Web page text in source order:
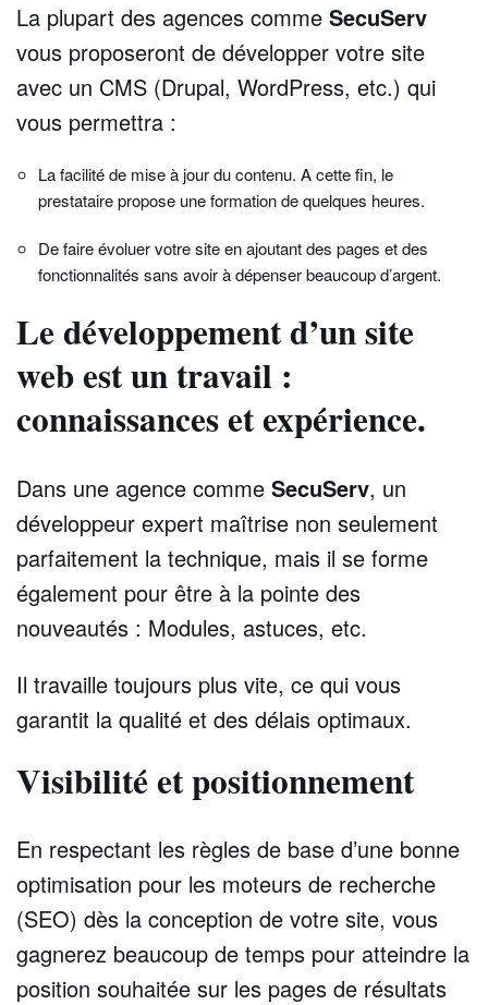
La plupart des agences comme SecuServ
vous proposeront de développer votre site
avec un CMS (Drupal, WordPress, etc.) qui
vous permettra :
La facilité de mise à jour du contenu. A cette fin, le
prestataire propose une formation de quelques heures.
De faire évoluer votre site en ajoutant des pages et des
fonctionnalités sans avoir à dépenser beaucoup d’argent.
Le développement d’un site
web est un travail :
connaissances et expérience.
Dans une agence comme SecuServ, un
développeur expert maîtrise non seulement
parfaitement la technique, mais il se forme
également pour être à la pointe des
nouveautés : Modules, astuces, etc.
Il travaille toujours plus vite, ce qui vous
garantit la qualité et des délais optimaux.
Visibilité et positionnement
En respectant les règles de base d’une bonne
optimisation pour les moteurs de recherche
(SEO) dès la conception de votre site, vous
gagnerez beaucoup de temps pour atteindre la
position souhaitée sur les pages de résultats